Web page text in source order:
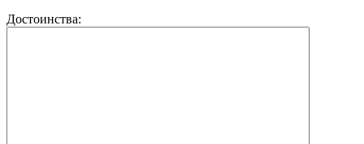
Достоинства: